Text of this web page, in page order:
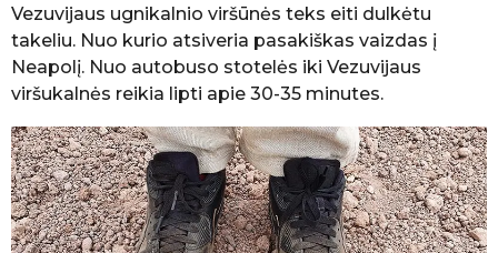
Vezuvijaus ugnikalnio viršūnės teks eiti dulkėtu
takeliu. Nuo kurio atsiveria pasakiškas vaizdas į
Neapolį. Nuo autobuso stotelės iki Vezuvijaus
viršukalnės reikia lipti apie 30-35 minutes.